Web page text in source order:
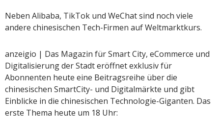
Neben Alibaba, TikTok und WeChat sind noch viele
andere chinesischen Tech-Firmen auf Weltmarktkurs.
anzeigio | Das Magazin für Smart City, eCommerce und
Digitalisierung der Stadt eröffnet exklusiv für
Abonnenten heute eine Beitragsreihe über die
chinesischen SmartCity- und Digitalmärkte und gibt
Einblicke in die chinesischen Technologie-Giganten. Das
erste Thema heute um 18 Uhr: